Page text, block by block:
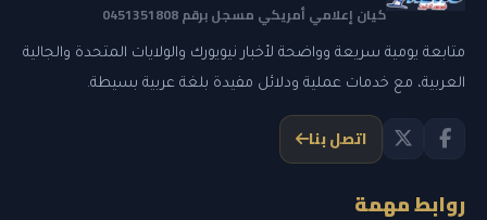
كيان إعلامي أمريكي مسجل برقم 0451351808
متابعة يومية سريعة وواضحة لأخبار نيويورك والولايات المتحدة والجالية
العربية، مع خدمات عملية ودلائل مفيدة بلغة عربية بسيطة.
اتصل بنا
روابط مهمة